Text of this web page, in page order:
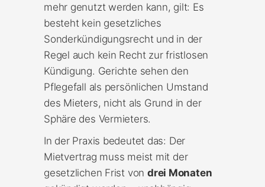
mehr genutzt werden kann, gilt: Es
besteht kein gesetzliches
Sonderkündigungsrecht und in der
Regel auch kein Recht zur fristlosen
Kündigung. Gerichte sehen den
Pflegefall als persönlichen Umstand
des Mieters, nicht als Grund in der
Sphäre des Vermieters.
In der Praxis bedeutet das: Der
Mietvertrag muss meist mit der
gesetzlichen Frist von drei Monaten